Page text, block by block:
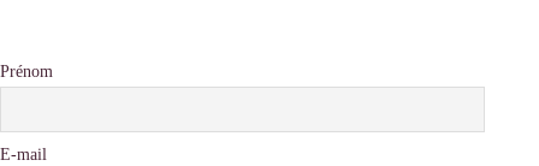
Prénom
E-mail